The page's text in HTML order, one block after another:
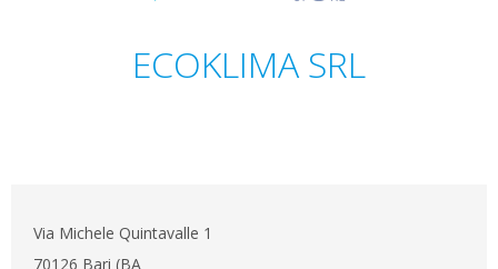
ECOKLIMA SRL
Via Michele Quintavalle 1
70126 Bari (BA